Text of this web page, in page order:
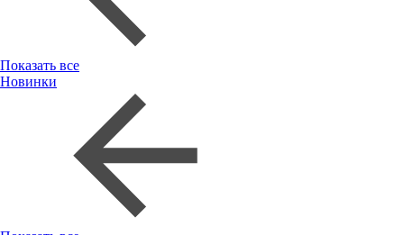
Показать все
Новинки